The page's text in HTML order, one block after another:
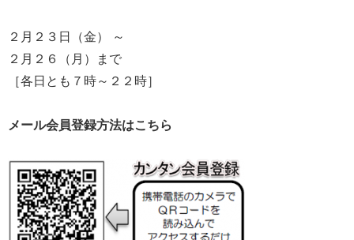
２月２３日（金） ～
２月２６（月）まで
［各日とも７時～２２時］
メール会員登録方法はこちら